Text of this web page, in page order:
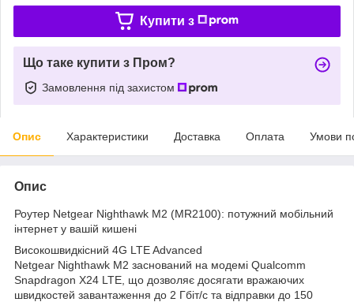
Купити з
Що таке купити з Пром?
Замовлення під захистом
Опис Характеристики Доставка Оплата Умови
Опис
Роутер Netgear Nighthawk M2 (MR2100): потужний мобільний
інтернет у вашій кишені
Високошвидкісний 4G LTE Advanced
Netgear Nighthawk M2 заснований на модемі Qualcomm
Snapdragon X24 LTE, що дозволяє досягати вражаючих
швидкостей завантаження до 2 Гбіт/с та відправки до 150